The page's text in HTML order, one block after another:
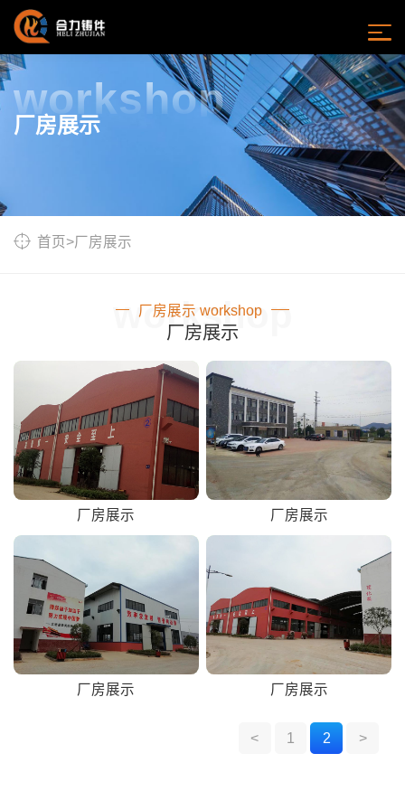
workshop
厂房展示
首页 >厂房展示
workshop
厂房展示 workshop
厂房展示
厂房展示 厂房展示
厂房展示 厂房展示
< 1 2 >